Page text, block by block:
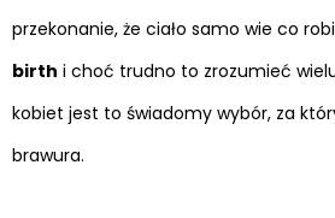
przekonanie, że ciało samo wie co
birth i choć trudno to zrozumieć
kobiet jest to świadomy wybór, za
brawura.